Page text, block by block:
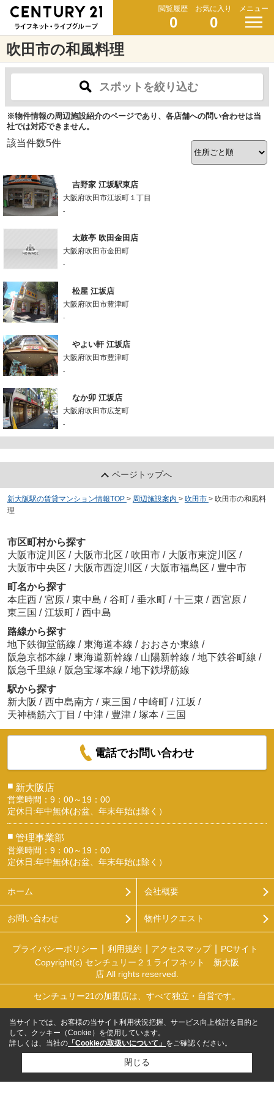
閲覧履歴
0
お気に入り
0
メニュー
吹田市の和風料理
スポットを絞り込む
※物件情報の周辺施設紹介のページであり、各店舗への問い合わせは当
社では対応できません。
該当件数5件
吉野家 江坂駅東店
大阪府吹田市江坂町１丁目
-
太鼓亭 吹田金田店
大阪府吹田市金田町
-
松屋 江坂店
大阪府吹田市豊津町
-
やよい軒 江坂店
大阪府吹田市豊津町
-
なか卯 江坂店
大阪府吹田市広芝町
-
ページトップへ
新大阪駅の賃貸マンション情報TOP > 周辺施設案内 > 吹田市 > 吹田市の和風料
理
市区町村から探す
大阪市淀川区 / 大阪市北区 / 吹田市 / 大阪市東淀川区 /
大阪市中央区 / 大阪市西淀川区 / 大阪市福島区 / 豊中市
町名から探す
本庄西 / 宮原 / 東中島 / 谷町 / 垂水町 / 十三東 / 西宮原 /
東三国 / 江坂町 / 西中島
路線から探す
地下鉄御堂筋線 / 東海道本線 / おおさか東線 /
阪急京都本線 / 東海道新幹線 / 山陽新幹線 / 地下鉄谷町線 /
阪急千里線 / 阪急宝塚本線 / 地下鉄堺筋線
駅から探す
新大阪 / 西中島南方 / 東三国 / 中崎町 / 江坂 /
天神橋筋六丁目 / 中津 / 豊津 / 塚本 / 三国
電話でお問い合わせ
■ 新大阪店
営業時間：9：00～19：00
定休日:年中無休(お盆、年末年始は除く）
■ 管理事業部
営業時間：9：00～19：00
定休日:年中無休(お盆、年末年始は除く）
ホーム 会社概要
お問い合わせ 物件リクエスト
プライバシーポリシー 利用規約 アクセスマップ
PCサイト
Copyright(c) センチュリー２１ライフネット 新大阪
店 All rights reserved.
センチュリー21の加盟店は、すべて独立・自営です。
当サイトでは、お客様の当サイト利用状況把握、サービス向上検討を目的と
して、クッキー（Cookie）を使用しています。
詳しくは、当社の 「Cookieの取扱いについて」 をご確認ください。
閉じる